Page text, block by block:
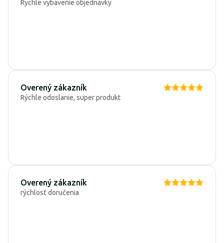
Rychle vybavenie objednavky
Overený zákazník
Rýchle odoslanie, super produkt
Overený zákazník
rýchlosť doručenia